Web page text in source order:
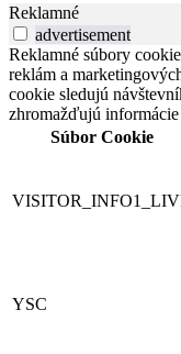
Reklamné
advertisement
Reklamné súbory
reklám a
cookie sledujú
zhromažďujú
Súbor Cookie
YSC